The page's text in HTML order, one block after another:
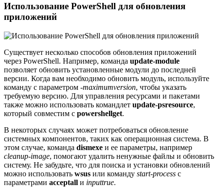
Использование PowerShell для обновления
приложений
Существует несколько способов обновления приложений
через PowerShell. Например, команда update-module
позволяет обновить установленные модули до последней
версии. Когда вам необходимо обновить модуль, используйте
команду с параметром -maximumversion, чтобы указать
требуемую версию. Для управления ресурсами и пакетами
также можно использовать командлет update-psresource,
который совместим с powershellget.
В некоторых случаях может потребоваться обновление
системных компонентов, таких как операционная система. В
этом случае, команда dismexe и ее параметры, например
cleanup-image, помогают удалить ненужные файлы и обновить
систему. Не забудьте, что для поиска и установки обновлений
можно использовать wsus или команду start-process с
параметрами acceptall и inputtrue.